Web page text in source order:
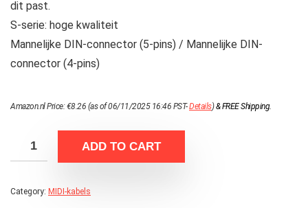
dit past.
S-serie: hoge kwaliteit
Mannelijke DIN-connector (5-pins) / Mannelijke DIN-
connector (4-pins)
Amazon.nl Price:€8.26 (as of 06/11/2025 16:46 PST-Details)&FREE Shipping.
ADD TO CART
Category: MIDI-kabels